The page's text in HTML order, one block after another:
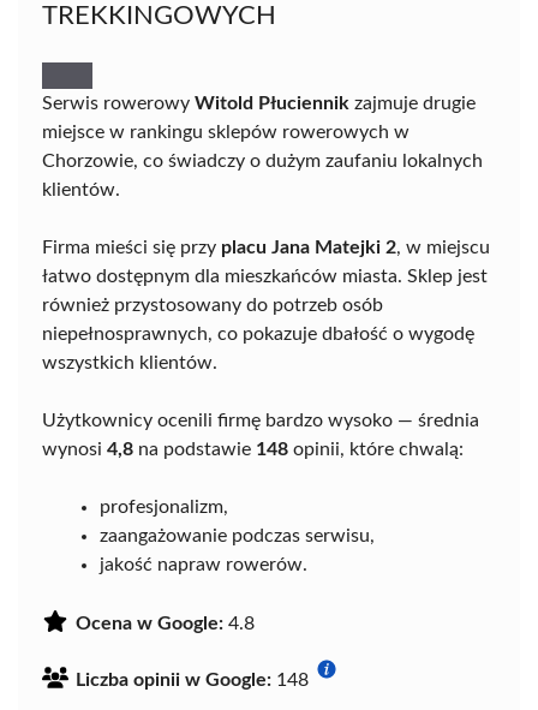
TREKKINGOWYCH
Serwis rowerowy Witold Płuciennik zajmuje drugie
miejsce w rankingu sklepów rowerowych w
Chorzowie, co świadczy o dużym zaufaniu lokalnych
klientów.
Firma mieści się przy placu Jana Matejki 2, w miejscu
łatwo dostępnym dla mieszkańców miasta. Sklep jest
również przystosowany do potrzeb osób
niepełnosprawnych, co pokazuje dbałość o wygodę
wszystkich klientów.
Użytkownicy ocenili firmę bardzo wysoko — średnia
wynosi 4,8 na podstawie 148 opinii, które chwalą:
profesjonalizm,
zaangażowanie podczas serwisu,
jakość napraw rowerów.
Ocena w Google: 4.8
Liczba opinii w Google: 148